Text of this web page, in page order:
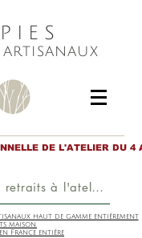
artisanaux
DE L'ATELIER
Expéditions & retraits à l'atelier
haut de gamme entièrement
maison.
France entière